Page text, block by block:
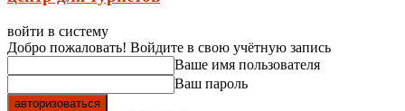
войти в систему
Добро пожаловать! Войдите в свою учётную запись
Ваше имя пользователя
Ваш пароль